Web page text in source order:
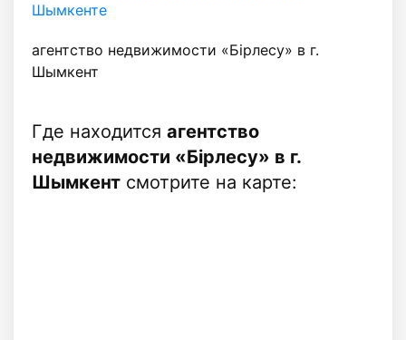
Шымкенте
агентство недвижимости «Бiрлесу» в г.
Шымкент
Где находится агентство
недвижимости «Бiрлесу» в г.
Шымкент смотрите на карте: